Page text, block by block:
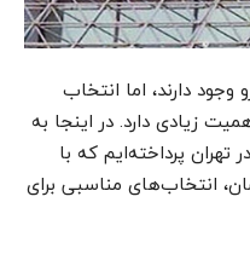
وجود دارند، اما انتخاب
زیادی دارد. در اینجا به
تهران پرداخته‌ایم که با
انتخاب‌های مناسبی برای